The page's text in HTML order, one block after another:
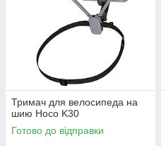
Тримач для велосипеда на
шию Hoco K30
Готово до відправки